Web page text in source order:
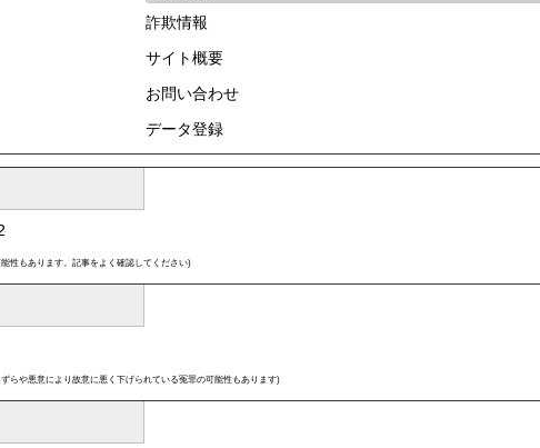
詐欺情報
サイト概要
お問い合わせ
データ登録
性もあります。記事をよく確認してください)
らや悪意により故意に悪く下げられている冤罪の可能性もあります)